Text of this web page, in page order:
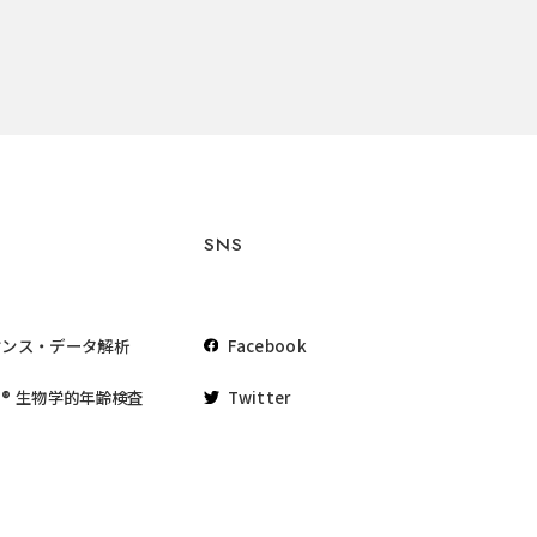
ス・データ解析
生物学的年齢検査
SNS
Facebook
Twitter